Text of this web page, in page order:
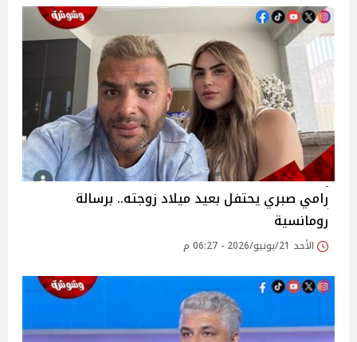
رامي صبري يحتفل بعيد ميلاد زوجته.. برسالة
رومانسية
الأحد 21/يونيو/2026 - 06:27 م